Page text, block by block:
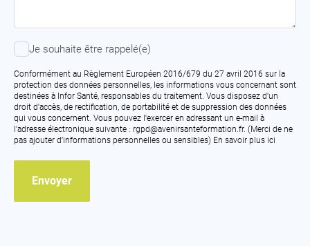
Je
souhaite
être
rappelé(e)
Je souhaite être rappelé(e)
Conformément au Règlement Européen 2016/679 du 27 avril 2016 sur la
protection des données personnelles, les informations vous concernant sont
destinées à Infor Santé, responsables du traitement. Vous disposez d'un
droit d'accès, de rectification, de portabilité et de suppression des données
qui vous concernent. Vous pouvez l'exercer en adressant un e-mail à
l'adresse électronique suivante : rgpd@avenirsanteformation.fr. (Merci de ne
pas ajouter d’informations personnelles ou sensibles) En savoir plus ici